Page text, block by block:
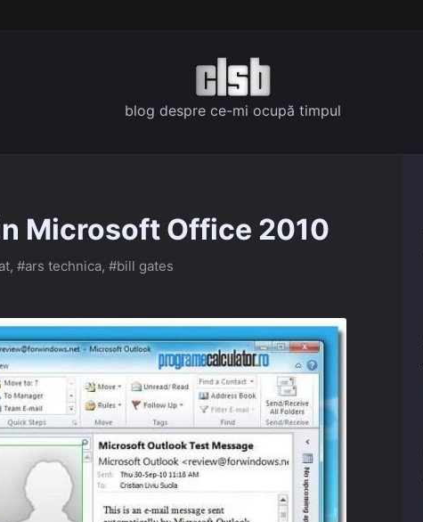
blog despre ce-mi ocupă timpul
Microsoft Office 2010
, #ars technica, #bill gates